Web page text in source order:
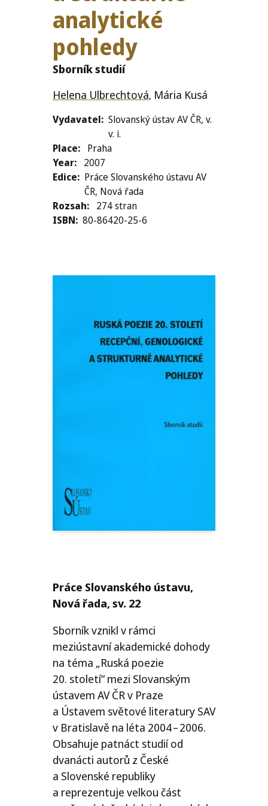
ana­lyt­ické
pohledy
Sborník studií
Helena Ulbrechtová, Mária Kusá
Vydavatel Slovanský ústav AV ČR, v.
v. i.
Place
Praha
Year
2007
Edice
Práce Slovanského ústavu AV
ČR, Nová řada
Rozsah
274 stran
ISBN 80-86420-25-6
Práce Slovanského ústavu,
Nová řada, sv. 22
Sborník vznikl v rámci
meziústavní akademické dohody
na téma „Ruská poezie
20. století“ mezi Slovanským
ústavem AV ČRv Praze
a Ústavem světové literatury SAV
v Bratislavě na léta 2004 – 2006.
Obsahuje patnáct studií od
dvanácti autorů z České
a Slovenské republiky
a reprezentuje velkou část